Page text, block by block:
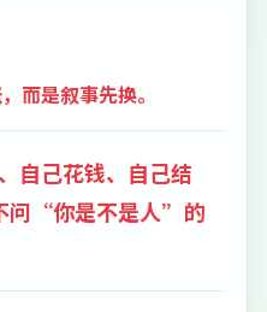
而是叙事先换。
自己花钱、自己结
问“你是不是人”的